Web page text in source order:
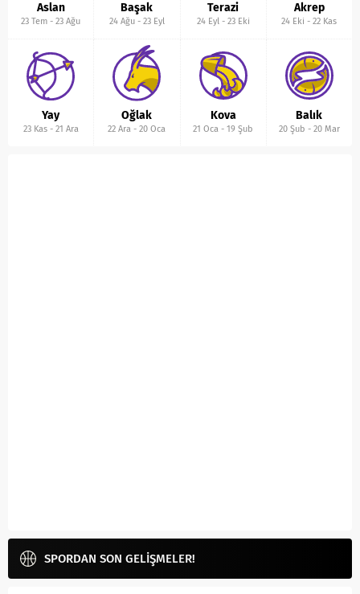
Aslan
23 Tem -23 Ağu
Başak
24 Ağu- 23 Eyl
Terazi
24 Eyl- 23 Eki
Akrep
24 Eki -22 Kas
Yay
23 Kas- 21 Ara
Oğlak
22 Ara -20 Oca
Kova
21 Oca -19 Şub
Balık
20 Şub - 20 Mar
SPORDAN SON GELİŞMELER!